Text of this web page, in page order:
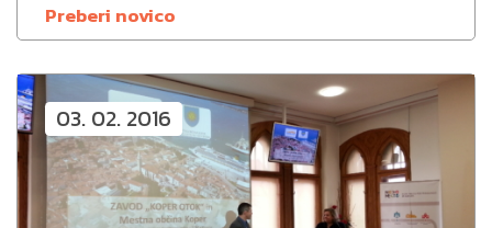
Preberi novico
03. 02. 2016